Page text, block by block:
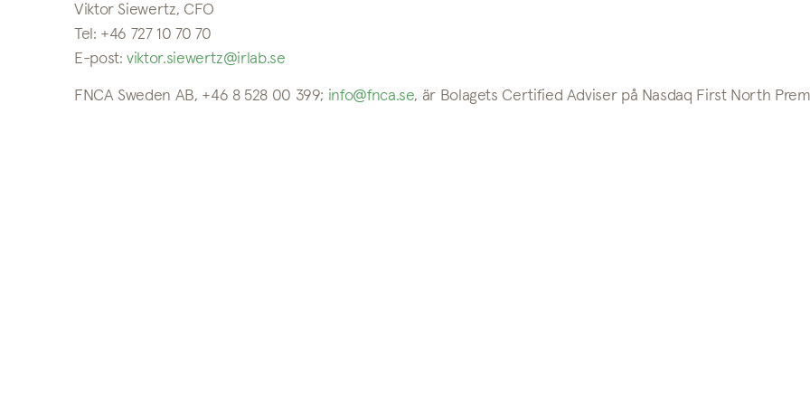
Viktor Siewertz, CFO
Tel: +46 727 10 70 70
E-post:viktor.siewertz@irlab.se
FNCA Sweden AB, +46 8 528 00 399; info@fnca.se, är Bolagets Certified Adviser på Nasdaq First North